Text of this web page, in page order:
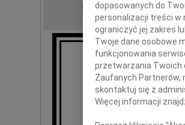
DATA EMISJI: 22.08.2014
19
odeszła od
dopasowanych do
personalizacji treści w
ograniczyć jej zakres
Twoje dane osobowe
funkcjonowania
przetwarzania Twoich
Zaufanych Partnerów,
skontaktuj się z
Więcej informacji